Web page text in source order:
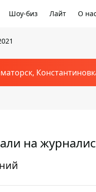
Шоу-биз Лайт О
на